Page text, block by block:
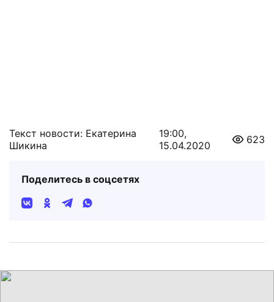
Текст новости: Екатерина
Шикина
19:00,
15.04.2020
623
Поделитесь в соцсетях